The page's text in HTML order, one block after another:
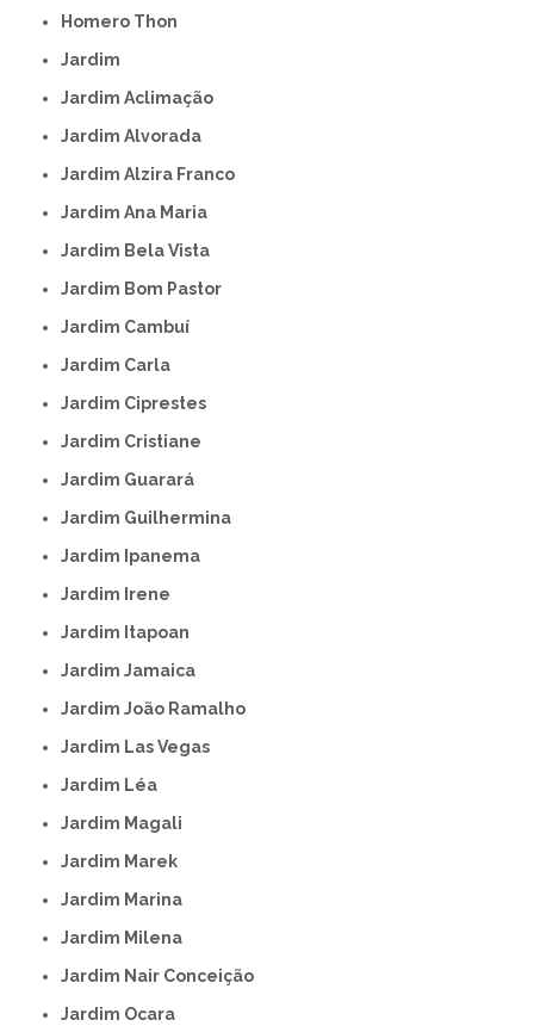
Homero Thon
Jardim
Jardim Aclimação
Jardim Alvorada
Jardim Alzira Franco
Jardim Ana Maria
Jardim Bela Vista
Jardim Bom Pastor
Jardim Cambuí
Jardim Carla
Jardim Ciprestes
Jardim Cristiane
Jardim Guarará
Jardim Guilhermina
Jardim Ipanema
Jardim Irene
Jardim Itapoan
Jardim Jamaica
Jardim João Ramalho
Jardim Las Vegas
Jardim Léa
Jardim Magali
Jardim Marek
Jardim Marina
Jardim Milena
Jardim Nair Conceição
Jardim Ocara